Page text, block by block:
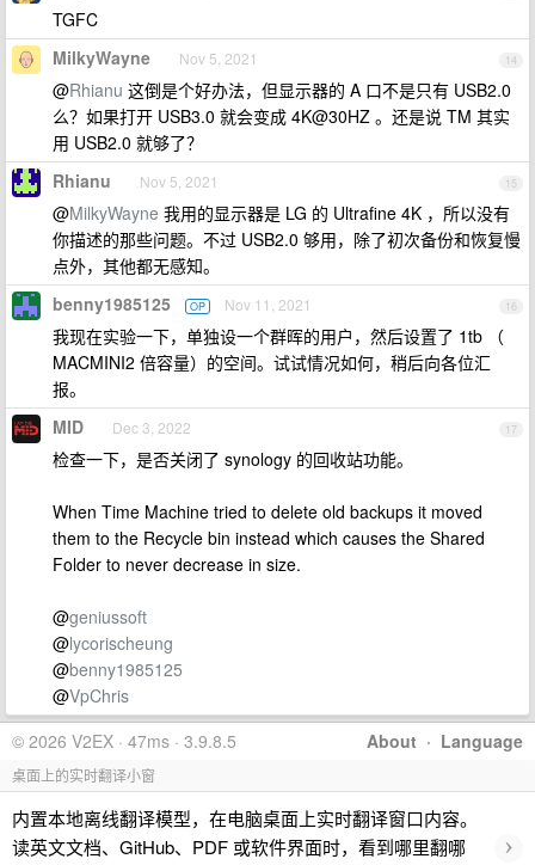
TGFC
14
MilkyWayne Nov 5, 2021
@Rhianu 这倒是个好办法，但显示器的 A 口不是只有 USB2.0
么？如果打开 USB3.0 就会变成 4K@30HZ 。还是说 TM 其实
用 USB2.0 就够了？
15
Rhianu Nov 5, 2021
@MilkyWayne 我用的显示器是 LG 的 Ultrafine 4K ，所以没有
你描述的那些问题。不过 USB2.0 够用，除了初次备份和恢复慢
点外，其他都无感知。
16
benny1985125 OP Nov 11, 2021
我现在实验一下，单独设一个群晖的用户，然后设置了 1tb （
MACMINI2 倍容量）的空间。试试情况如何，稍后向各位汇
报。
17
MID Dec 3, 2022
检查一下，是否关闭了 synology 的回收站功能。
When Time Machine tried to delete old backups it moved
them to the Recycle bin instead which causes the Shared
Folder to never decrease in size.
@geniussoft
@lycorischeung
@benny1985125
@VpChris
About · Language
© 2026 V2EX · 47ms · 3.9.8.5
桌面上的实时翻译小窗
内置本地离线翻译模型，在电脑桌面上实时翻译窗口内容。
读英文文档、GitHub、PDF 或软件界面时，看到哪里翻哪
›